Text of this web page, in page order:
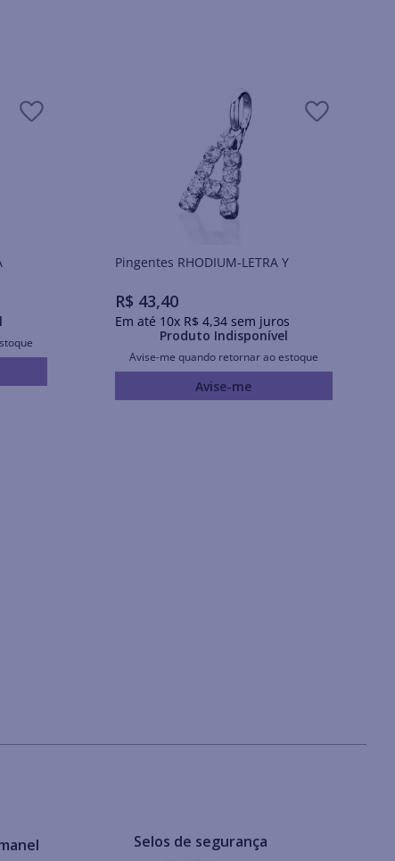
Pingentes RHODIUM-LETRA Y
R$ 43,40
Em até 10x R$ 4,34sem juros
Produto Indisponível
Avise-me quando retornar ao estoque
Avise-me
Selos de segurança